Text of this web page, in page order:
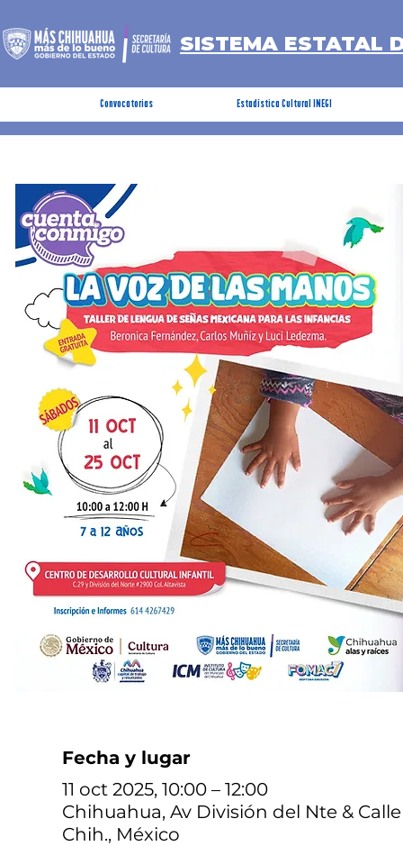
SISTEMA ESTATAL
Convocatorias Estadística Cultural INEGI
Fecha y lugar
11 oct 2025, 10:00 – 12:00
Chihuahua, Av División del Nte &
Chih., México